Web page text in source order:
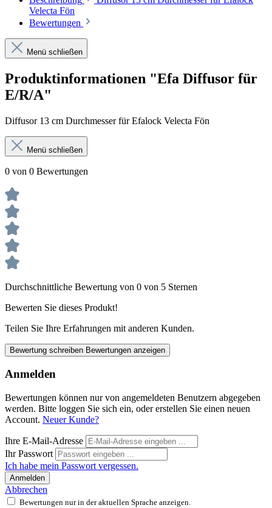
Velecta Fön
Bewertungen
Menü schließen
Produktinformationen "Efa Diffusor für
E/R/A"
Diffusor 13 cm Durchmesser für Efalock Velecta Fön
Menü schließen
0 von 0 Bewertungen
Durchschnittliche Bewertung von 0 von 5 Sternen
Bewerten Sie dieses Produkt!
Teilen Sie Ihre Erfahrungen mit anderen Kunden.
Bewertung schreiben Bewertungen anzeigen
Anmelden
Bewertungen können nur von angemeldeten Benutzern abgegeben
werden. Bitte loggen Sie sich ein, oder erstellen Sie einen neuen
Account. Neuer Kunde?
Ihre E-Mail-Adresse
Ihr Passwort
Ich habe mein Passwort vergessen.
Anmelden
Abbrechen
Bewertungen nur in der aktuellen Sprache anzeigen.